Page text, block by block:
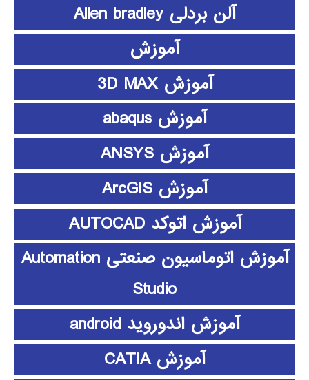
آلن بردلی Allen bradley
آموزش
آموزش 3D MAX
آموزش abaqus
آموزش ANSYS
آموزش ArcGIS
آموزش اتوکد AUTOCAD
آموزش اتوماسیون صنعتی Automation
Studio
آموزش اندوروید android
آموزش CATIA